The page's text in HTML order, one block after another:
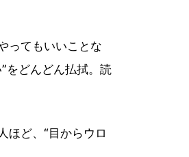
ってもいいことな
をどんどん払拭。読
ほど、“目からウロ